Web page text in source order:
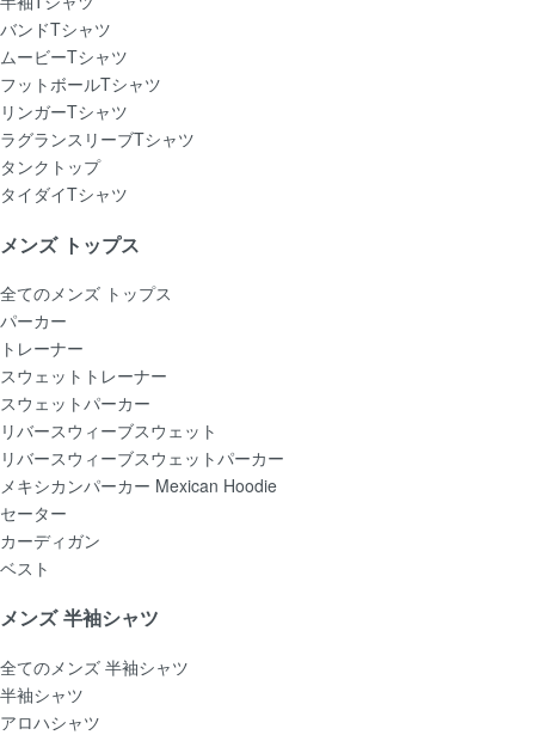
バンドTシャツ
ムービーTシャツ
フットボールTシャツ
リンガーTシャツ
ラグランスリーブTシャツ
タンクトップ
タイダイTシャツ
メンズ トップス
全てのメンズ トップス
パーカー
トレーナー
スウェットトレーナー
スウェットパーカー
リバースウィーブスウェット
リバースウィーブスウェットパーカー
メキシカンパーカー Mexican Hoodie
セーター
カーディガン
ベスト
メンズ 半袖シャツ
全てのメンズ 半袖シャツ
半袖シャツ
アロハシャツ